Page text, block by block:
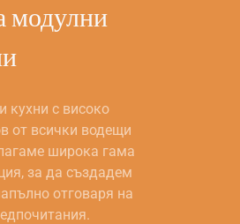
модулни
кухни с високо
от всички водещи
широка гама
за да създадем
отговаря на